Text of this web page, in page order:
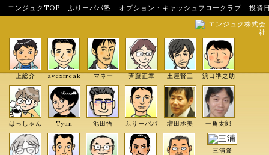
エンジュクTOP ふりーパパ塾 オプション・キャッシュフロークラブ
投資
エンジュク株式会
社
上総介 avexfreak マネー 斉藤正章 土屋賢三 浜口準之助
はっしゃん Tyun 池田悟 ふりーパパ 増田丞美 一角太郎
三浦隆